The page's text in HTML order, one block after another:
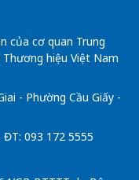
của cơ quan Trung
hiệu Việt Nam
- Phường Cầu Giấy -
ĐT: 093 172 5555